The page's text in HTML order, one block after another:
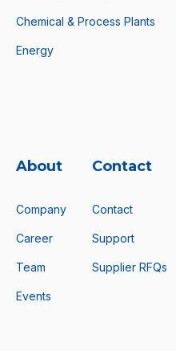
Chemical & Process Plants
Energy
About
Company
Career
Team
Events
Contact
Contact
Support
Supplier RFQs